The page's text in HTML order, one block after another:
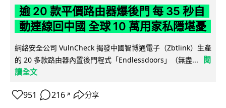
逾 20 款平價路由器爆後門 每 35 秒自
動連線回中國 全球 10 萬用家私隱堪憂
網絡安全公司 VulnCheck 揭發中國智博通電子（Zbtlink）生產
的 20 多款路由器內置後門程式「Endlessdoors」（無盡...
閱
讀全文
951 216 ↗ 分享